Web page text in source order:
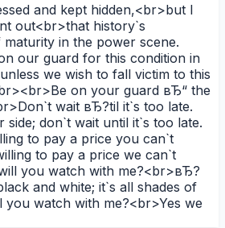
and kept hidden,<br>but I
out<br>that history`s
in the power scene.
our guard for this condition in
we wish to fall victim to this
on your guard вЂ“ the
wait вЂ?til it`s too late.
don`t wait until it`s too late.
to pay a price you can`t
to pay a price we can`t
you watch with me?<br>вЂ?
and white; it`s all shades of
watch with me?<br>Yes we